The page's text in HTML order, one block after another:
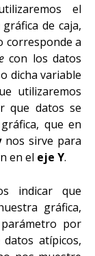
el
de caja,
corresponde a
con los datos
dicha variable
utilizaremos
que datos se
que en
nos sirve para
en el eje Y.
indicar que
gráfica,
por
atípicos,